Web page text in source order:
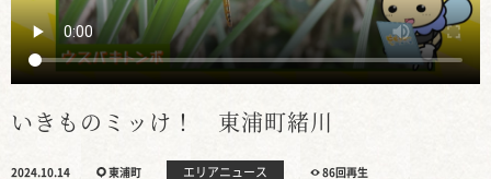
いきものミッけ！ 東浦町緒川
2024.10.14 東浦町 エリアニュース 86回再生